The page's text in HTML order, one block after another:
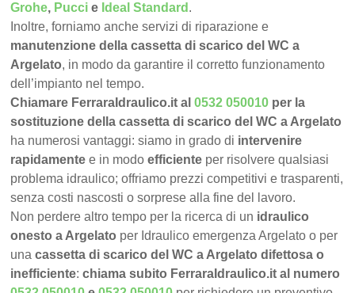
Grohe, Pucci e Ideal Standard .
Inoltre, forniamo anche servizi di riparazione e
manutenzione della cassetta di scarico del WC a
Argelato, in modo da garantire il corretto funzionamento
dell’impianto nel tempo.
Chiamare FerraraIdraulico.it al0532 050010 per la
sostituzione della cassetta di scarico del WC a Argelato
ha numerosi vantaggi: siamo in grado di intervenire
rapidamente e in modoefficiente per risolvere qualsiasi
problema idraulico; offriamo prezzi competitivi e trasparenti,
senza costi nascosti o sorprese alla fine del lavoro.
Non perdere altro tempo per la ricerca di un idraulico
onesto a Argelato per Idraulico emergenza Argelato o per
unacassetta di scarico del WC a Argelato difettosa o
inefficiente:chiama subito FerraraIdraulico.it al numero